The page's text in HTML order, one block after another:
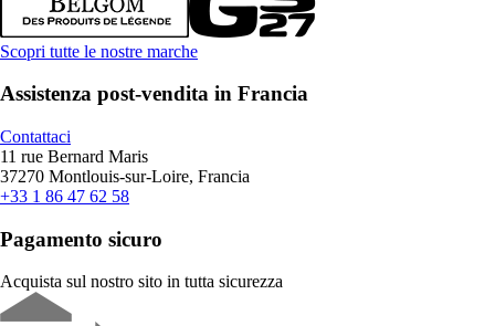
Scopri tutte le nostre marche
Assistenza post-vendita in Francia
Contattaci
11 rue Bernard Maris
37270 Montlouis-sur-Loire, Francia
+33 1 86 47 62 58
Pagamento sicuro
Acquista sul nostro sito in tutta sicurezza